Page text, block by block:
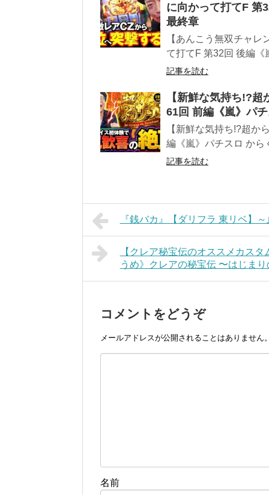
に向かって打てF 第
最終章
【あんこう無双チャ
て打てF 第32回 後編《
記事を読む
【新鮮な気持ち!?
61回 前編《嵐》パ
【新鮮な気持ち!?超か
編《嵐》パチスロ から
記事を読む
『銭バカ』【ダリフラ 東リベ】
【クレア秘宝伝のオススメカス
うめ》クレアの秘宝伝 〜はじま
コメントをどうぞ
メールアドレスが公開されることはありません
名前